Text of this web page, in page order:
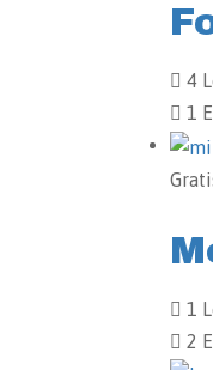
4
1
1
2